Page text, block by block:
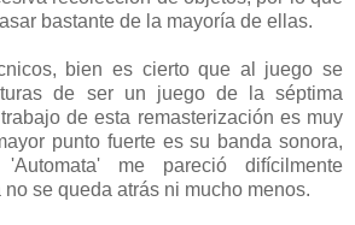
bastante de la mayoría de ellas.
bien es cierto que al juego se
de ser un juego de la séptima
de esta remasterización es muy
punto fuerte es su banda sonora,
me pareció difícilmente
se queda atrás ni mucho menos.